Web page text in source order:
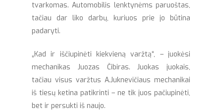
tvarkomas. Automobilis lenktynėms paruoštas,
tačiau dar liko darbų, kuriuos prie jo būtina
padaryti.
„Kad ir iščiupinėti kiekvieną varžtą“, – juokėsi
mechanikas Juozas Čibiras. Juokas juokais,
tačiau visus varžtus A.Juknevičiaus mechanikai
iš tiesų ketina patikrinti – ne tik juos pačiupinėti,
bet ir persukti iš naujo.